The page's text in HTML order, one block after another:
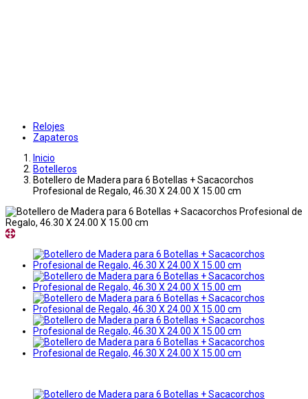
Relojes
Zapateros
Inicio
Botelleros
Botellero de Madera para 6 Botellas + Sacacorchos
Profesional de Regalo, 46.30 X 24.00 X 15.00 cm